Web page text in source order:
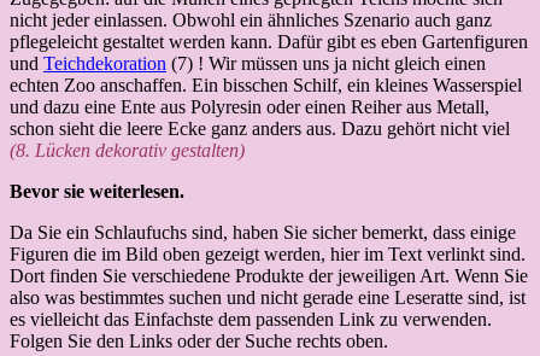
nicht jeder einlassen. Obwohl ein ähnliches Szenario auch ganz
pflegeleicht gestaltet werden kann. Dafür gibt es eben Gartenfiguren
und Teichdekoration (7) ! Wir müssen uns ja nicht gleich einen
echten Zoo anschaffen. Ein bisschen Schilf, ein kleines Wasserspiel
und dazu eine Ente aus Polyresin oder einen Reiher aus Metall,
schon sieht die leere Ecke ganz anders aus. Dazu gehört nicht viel
(8. Lücken dekorativ gestalten)
Bevor sie weiterlesen.
Da Sie ein Schlaufuchs sind, haben Sie sicher bemerkt, dass einige
Figuren die im Bild oben gezeigt werden, hier im Text verlinkt sind.
Dort finden Sie verschiedene Produkte der jeweiligen Art. Wenn Sie
also was bestimmtes suchen und nicht gerade eine Leseratte sind, ist
es vielleicht das Einfachste dem passenden Link zu verwenden.
Folgen Sie den Links oder der Suche rechts oben.